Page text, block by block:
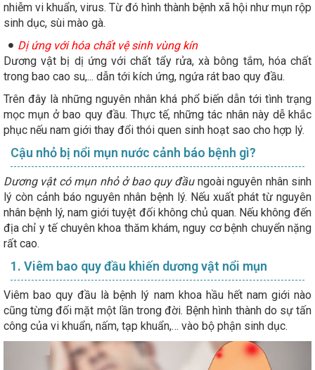
nhiễm vi khuẩn, virus. Từ đó hình thành bệnh xã hội như mụn rộp
sinh dục, sùi mào gà.
Dị ứng với hóa chất vệ sinh vùng kín
Dương vật bị dị ứng với chất tẩy rửa, xà bông tắm, hóa chất
trong bao cao su,... dẫn tới kích ứng, ngứa rát bao quy đầu.
Trên đây là những nguyên nhân khá phổ biến dẫn tới tình trạng
mọc mụn ở bao quy đầu. Thực tế, những tác nhân này dễ khắc
phục nếu nam giới thay đổi thói quen sinh hoạt sao cho hợp lý.
Cậu nhỏ bị nổi mụn nước cảnh báo bệnh gì?
Dương vật có mụn nhỏ ở bao quy đầu ngoài nguyên nhân sinh
lý còn cảnh báo nguyên nhân bệnh lý. Nếu xuất phát từ nguyên
nhân bệnh lý, nam giới tuyệt đối không chủ quan. Nếu không đến
địa chỉ y tế chuyên khoa thăm khám, nguy cơ bệnh chuyển nặng
rất cao.
1. Viêm bao quy đầu khiến dương vật nổi mụn
Viêm bao quy đầu là bệnh lý nam khoa hầu hết nam giới nào
cũng từng đối mặt một lần trong đời. Bệnh hình thành do sự tấn
công của vi khuẩn, nấm, tạp khuẩn,… vào bộ phận sinh dục.